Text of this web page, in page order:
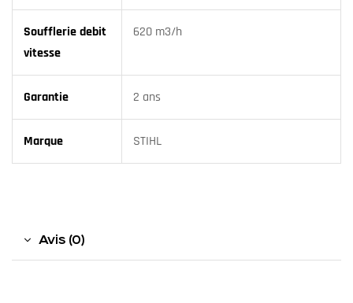
Soufflerie debit
vitesse
620 m3/h
Garantie 2 ans
Marque STIHL
Avis (0)